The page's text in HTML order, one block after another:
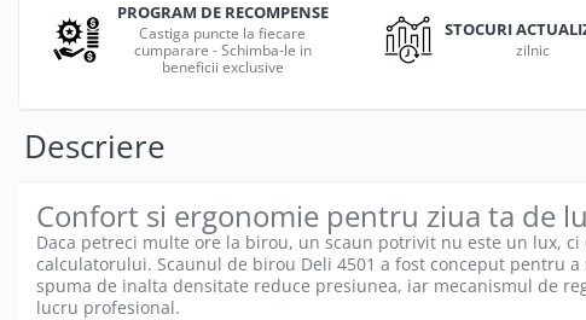
Fashion Items
Gamepad
Mouse Gaming
Mouse Pad Gaming
Tastatura Gaming
Accesorii IT
Accesorii laptop
PROGRAM DE RECOMPENSE
Castiga puncte la fiecare
cumparare - Schimba-le in
beneficii exclusive
STOCURI
zilnic
Descriere
Confort si ergonomie pentru ziua ta de
Daca petreci multe ore la birou, un scaun potrivit nu este un lux,
calculatorului. Scaunul de birou Deli 4501 a fost conceput pentru
spuma de inalta densitate reduce presiunea, iar mecanismul de
lucru profesional.